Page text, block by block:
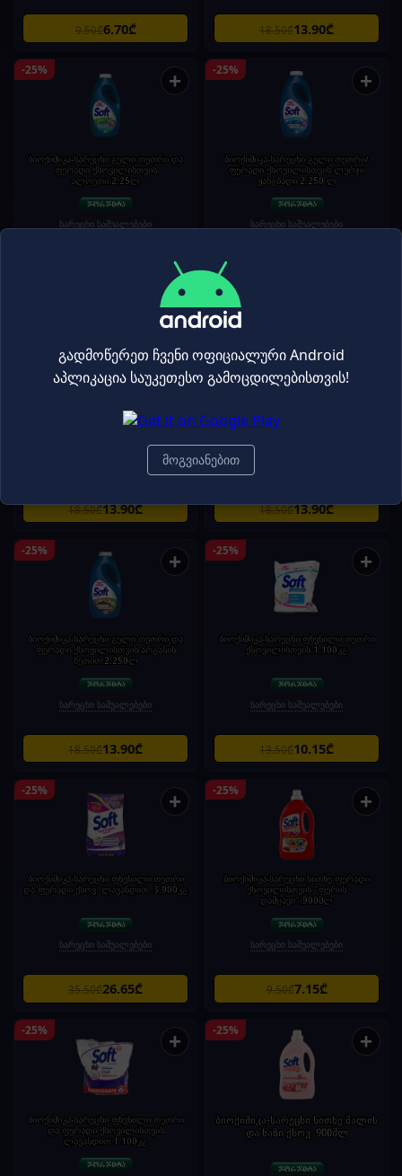
9.50₾6.70₾ 18.50₾13.90₾
-25% +
ბიოქიმიკა-სარეცხი გელი თეთრი და
ფერადი ქსოვილისთვის
ალოეთი.2,25ლ
სარეცხი საშუალებები
-25% +
ბიოქიმიკა-სარეცხი გელი თეთრი/
ფერადი ქსოვილისთვის ლურჯი
ჟანგბადი 2,250 ლ
სარეცხი საშუალებები
+
ფერადი ქსოვილისთვის 2,250ლ
18.50₾13.90₾
-25%
18.50₾13.90₾
-25% +
ბიოქიმიკა-სარეცხი გელი თეთრი და
ფერადი ქსოვილისთვის არგანის
ზეთით.2,250ლ
სარეცხი საშუალებები
18.50₾13.90₾
-25% +
ბიოქიმიკა-სარეცხი ფხვნილი თეთრი
ქსოვილისთვის.1,100კგ
სარეცხი საშუალებები
13.50₾10.15₾
-25% +
ბიოქიმიკა-სარეცხი ფხვნილი თეთრი
და ფერადი ქსოვ. ლავანდით. 3.900კგ
სარეცხი საშუალებები
35.50₾26.65₾
-25% +
ბიოქიმიკა-სარეცხი სითხე ფერადი
ქსოვილისთვის "ფერის
დამცავი".900მლ
სარეცხი საშუალებები
9.50₾7.15₾
-25% +
ბიოქიმიკა-სარეცხი ფხვნილი თეთრი
და ფერადი ქსოვილისთვის
ლავანდით.1,100კგ
-25% +
ბიოქიმიკა-სარეცხი სითხე შალის
და ნაზი ქსოვ. 900მლ
გადმოწერეთ ჩვენი ოფიციალური Android
აპლიკაცია საუკეთესო გამოცდილებისთვის!
მოგვიანებით